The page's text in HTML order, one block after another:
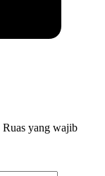
Ruas yang wajib